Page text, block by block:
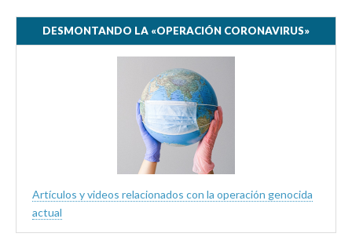
DESMONTANDO LA «OPERACIÓN CORONAVIRUS»
Artículos y videos relacionados con la operación genocida
actual